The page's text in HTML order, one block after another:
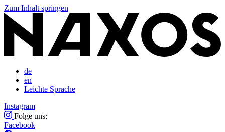
Zum Inhalt springen
de
en
Leichte Sprache
Instagram
Folge uns:
Facebook